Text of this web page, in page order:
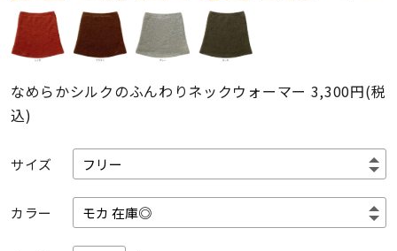
なめらかシルクのふんわりネックウォーマー 3,300円(税
込)
サイズ
カラー